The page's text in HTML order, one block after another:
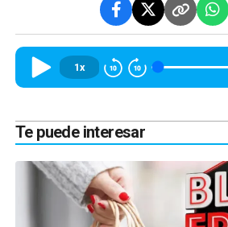
1x
Te puede interesar